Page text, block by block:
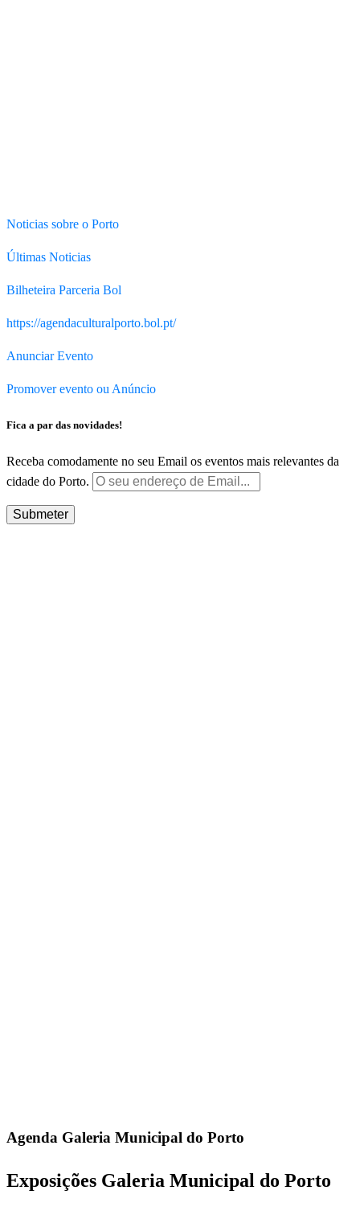
Noticias sobre o Porto
Últimas Noticias
Bilheteira Parceria Bol
https://agendaculturalporto.bol.pt/
Anunciar Evento
Promover evento ou Anúncio
Fica a par das novidades!
Receba comodamente no seu Email os eventos mais relevantes da
cidade do Porto.
Agenda Galeria Municipal do Porto
Exposições Galeria Municipal do Porto